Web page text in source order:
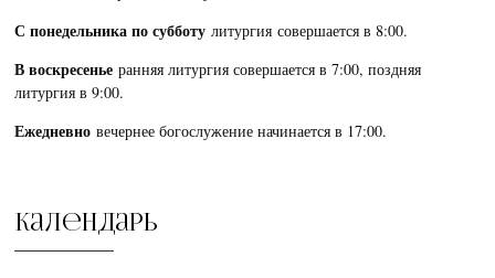
С понедельника по субботулитургия совершается в 8:00.
В воскресеньеранняя литургия совершается в 7:00, поздняя
литургия в 9:00.
Ежедневновечернее богослужение начинается в 17:00.
Календарь